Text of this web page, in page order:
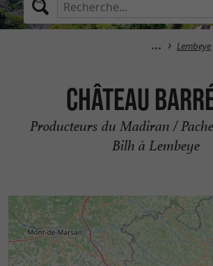
Lembeye
Château
Producteurs du Madiran /
Bilh à Lembeye